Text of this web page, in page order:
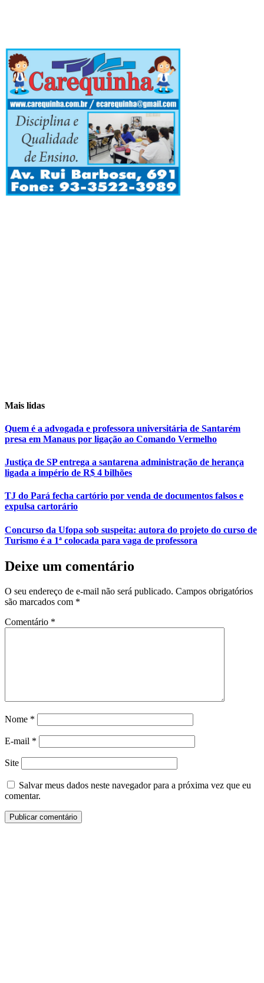
Mais lidas
Quem é a advogada e professora universitária de Santarém
presa em Manaus por ligação ao Comando Vermelho
Justiça de SP entrega a santarena administração de herança
ligada a império de R$ 4 bilhões
TJ do Pará fecha cartório por venda de documentos falsos e
expulsa cartorário
Concurso da Ufopa sob suspeita: autora do projeto do curso de
Turismo é a 1ª colocada para vaga de professora
Deixe um comentário
O seu endereço de e-mail não será publicado. Campos obrigatórios
são marcados com *
Comentário *
Nome *
E-mail *
Site
Salvar meus dados neste navegador para a próxima vez que eu
comentar.